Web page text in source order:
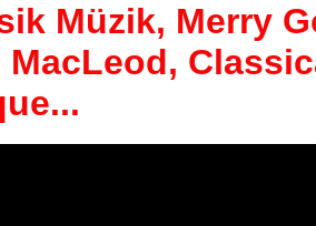
Müzik, Merry
MacLeod,